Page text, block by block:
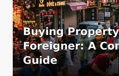
人
在
土
耳
其
购